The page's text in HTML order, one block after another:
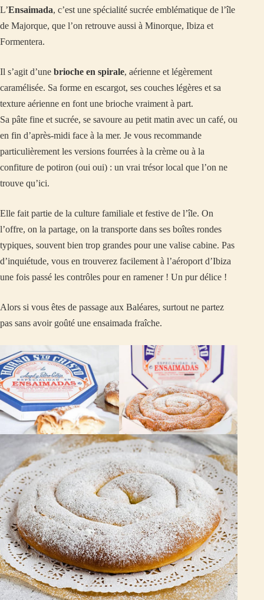
L’Ensaimada, c’est une spécialité sucrée emblématique de l’île
de Majorque, que l’on retrouve aussi à Minorque, Ibiza et
Formentera.
Il s’agit d’une brioche en spirale, aérienne et légèrement
caramélisée. Sa forme en escargot, ses couches légères et sa
texture aérienne en font une brioche vraiment à part.
Sa pâte fine et sucrée, se savoure au petit matin avec un café, ou
en fin d’après-midi face à la mer. Je vous recommande
particulièrement les versions fourrées à la crème ou à la
confiture de potiron (oui oui) : un vrai trésor local que l’on ne
trouve qu’ici.
Elle fait partie de la culture familiale et festive de l’île. On
l’offre, on la partage, on la transporte dans ses boîtes rondes
typiques, souvent bien trop grandes pour une valise cabine. Pas
d’inquiétude, vous en trouverez facilement à l’aéroport d’Ibiza
une fois passé les contrôles pour en ramener ! Un pur délice !
Alors si vous êtes de passage aux Baléares, surtout ne partez
pas sans avoir goûté une ensaimada fraîche.